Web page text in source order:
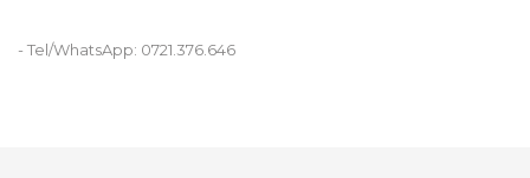
- Tel/WhatsApp: 0721.376.646